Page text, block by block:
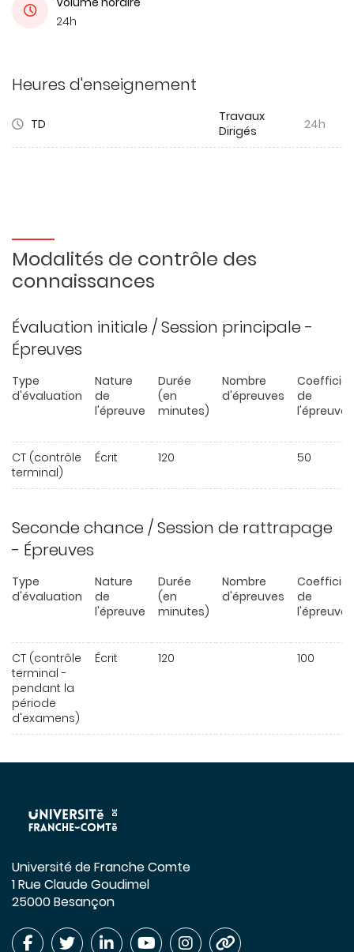
24h
Heures d'enseignement
TD
Travaux
Dirigés
24h
Modalités de contrôle des
connaissances
Évaluation initiale / Session principale -
Épreuves
Type
d'évaluation
Nature
de
l'épreuve
Durée
(en
minutes)
Nombre
d'épreuves
de
l'épreuve
CT (contrôle
terminal)
Écrit 120 50
Seconde chance / Session de rattrapage
- Épreuves
Type
d'évaluation
Nature
de
l'épreuve
Durée
(en
minutes)
Nombre
d'épreuves
de
l'épreuve
CT (contrôle
terminal -
pendant la
période
d'examens)
Écrit 120 100
Université de Franche Comte
1 Rue Claude Goudimel
25000 Besançon